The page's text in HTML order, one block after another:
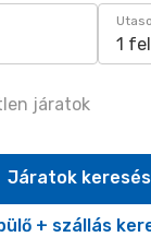
1
járatok
+ szállás
Járatok